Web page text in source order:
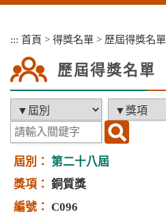
::: 首頁 > 得獎名單 > 歷屆得獎名單
歷屆得獎名單
第二十八屆
銅質獎
C096